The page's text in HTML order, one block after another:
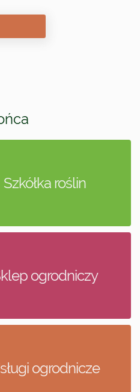
Szkółka roślin
ogrodniczy
ogrodnicze